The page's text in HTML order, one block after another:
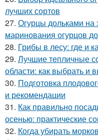
лучших сортов
27. Огурцы дольками на
маринования огурцов
28. Грибы в лесу: где и
29. Лучшие тепличные
области: как выбрать и
30. Подготовка
и рекомендации
31. Как правильно
осенью: практические
32. Когда убирать